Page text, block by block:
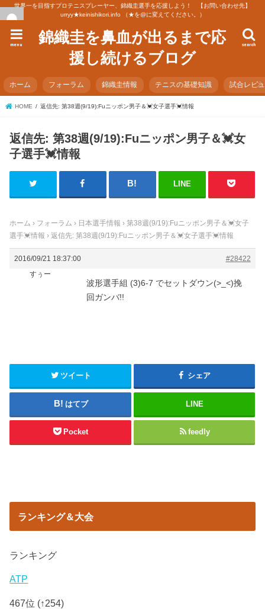
世界一を目指すプロテニスプレーヤー、錦織圭選手を応援しよう！ 【お問い合わせ先】
urryy★keinishikori.info （★を@に変えてください。）
錦織圭を鼻血が出るまで応
援し続けるブログ
search
menu
ホーム フォーラム 錦織圭情報 テニスの基礎知識 試合レビ
HOME 返信先: 第38週(9/19):Fuニッポン男子＆💓女子選手💓情報
返信先: 第38週(9/19):Fuニッポン男子＆💓女
子選手💓情報
LINE
ホーム › フォーラム › 日本選手情報 › 第38週(9/19):Fuニッポン男子＆💓女子
選手💓情報 › 返信先: 第38週(9/19):Fuニッポン男子＆💓女子選手💓情報
2016/09/21 18:37:00
#28422
すぅー
波形選手組 (3)6-7 でセットダウン(>_<)挽
回ガンバ!!
ツイート シェア
はてブ LINE
Pocket feedly
ランキング＆大会
ランキング
ATP
467位 (↑254)